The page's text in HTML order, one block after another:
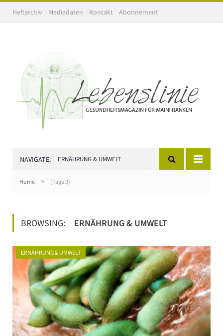
Heftarchiv Mediadaten Kontakt Abonnement
NAVIGATE: ERNÄHRUNG & UMWELT
Home » (Page 3)
BROWSING: ERNÄHRUNG & UMWELT
ERNÄHRUNG & UMWELT